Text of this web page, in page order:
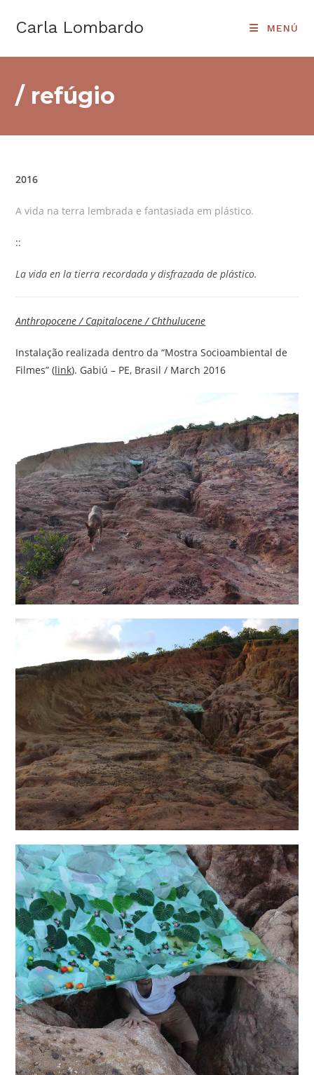
Carla Lombardo MENÚ
/ refúgio
2016
A vida na terra lembrada e fantasiada em plástico.
::
La vida en la tierra recordada y disfrazada de plástico.
Anthropocene / Capitalocene / Chthulucene
Instalação realizada dentro da “Mostra Socioambiental de
Filmes” (link). Gabiú – PE, Brasil / March 2016